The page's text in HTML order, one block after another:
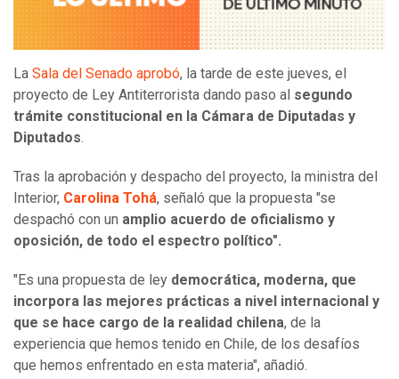
La Sala del Senado aprobó, la tarde de este jueves, el
proyecto de Ley Antiterrorista dando paso al segundo
trámite constitucional en la Cámara de Diputadas y
Diputados.
Tras la aprobación y despacho del proyecto, la ministra del
Interior, Carolina Tohá, señaló que la propuesta "se
despachó con un amplio acuerdo de oficialismo y
oposición, de todo el espectro político".
"Es una propuesta de ley democrática, moderna, que
incorpora las mejores prácticas a nivel internacional y
que se hace cargo de la realidad chilena, de la
experiencia que hemos tenido en Chile, de los desafíos
que hemos enfrentado en esta materia", añadió.